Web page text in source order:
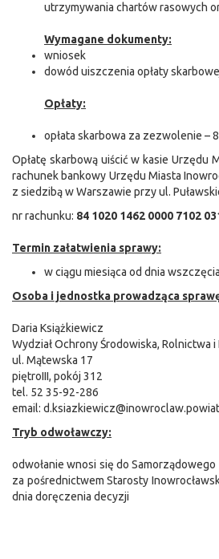
utrzymywania chartów rasowych
Wymagane dokumenty:
wniosek
dowód uiszczenia opłaty
Opłaty:
opłata skarbowa za zezwolenie –
Opłatę skarbową uiścić w kasie Urzędu
rachunek bankowy Urzędu Miasta
z siedzibą w Warszawie przy ul.
nr rachunku: 84 1020 1462 0000 7102
Termin załatwienia sprawy:
w ciągu miesiąca od dnia
Osoba i jednostka prowadząca
Daria Książkiewicz
Wydział Ochrony Środowiska, Rolnictwa i
ul. Mątewska 17
piętroIII, pokój 312
tel. 52 35-92-286
email:
Tryb odwoławczy:
odwołanie wnosi się do
za pośrednictwem Starosty
dnia doręczenia decyzji